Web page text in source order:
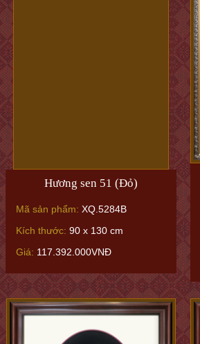
Hương sen 51 (Đỏ)
Mã sản phẩm: XQ.5284B
Kích thước: 90 x 130 cm
Giá: 117.392.000VNĐ